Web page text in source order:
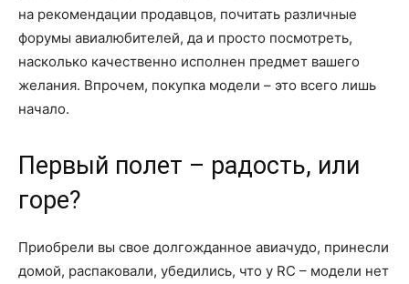
на рекомендации продавцов, почитать различные
форумы авиалюбителей, да и просто посмотреть,
насколько качественно исполнен предмет вашего
желания. Впрочем, покупка модели – это всего лишь
начало.
Первый полет – радость, или
горе?
Приобрели вы свое долгожданное авиачудо, принесли
домой, распаковали, убедились, что у RC – модели нет